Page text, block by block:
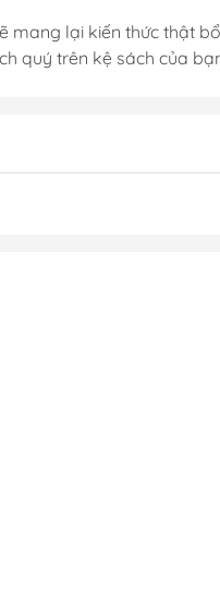
mang lại kiến thức thật
quý trên kệ sách của